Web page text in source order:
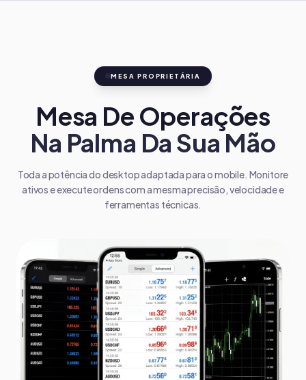
MESA PROPRIETÁRIA
Mesa De Operações
Na Palma Da Sua Mão
Toda a potência do desktop adaptada para o mobile. Monitore
ativos e execute ordens com a mesma precisão, velocidade e
ferramentas técnicas.